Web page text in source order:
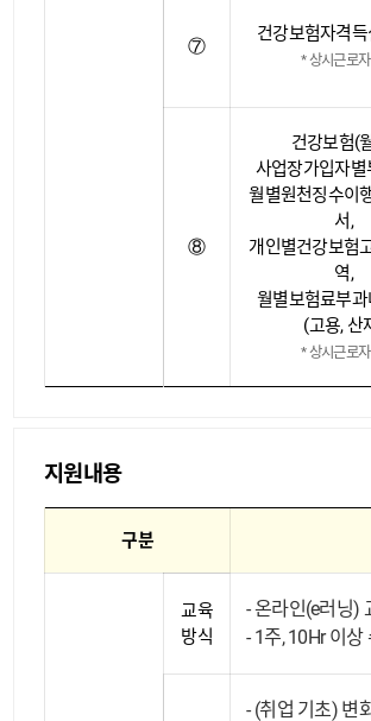
⑦
건강보험자격득
* 상시근로
⑧
건강보험(
사업장가입자별
월별원천징수이
서,
개인별건강보험
역,
월별보험료부과
(고용, 산
* 상시근로
지원내용
구분
교육
방식
온라인(e러닝)
1주, 10Hr 이상
(취업 기초) 변